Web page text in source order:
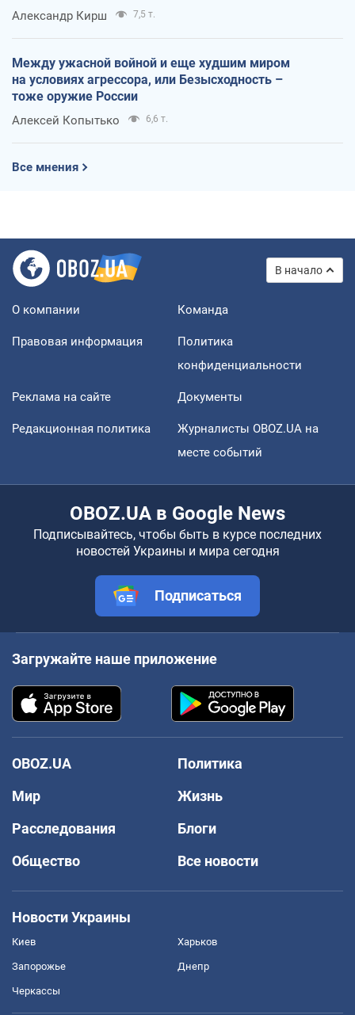
Александр Кирш 7,5 т.
Между ужасной войной и еще худшим миром
на условиях агрессора, или Безысходность –
тоже оружие России
Алексей Копытько 6,6 т.
Все мнения
В начало
О компании Команда
Правовая информация
Политика
конфиденциальности
Реклама на сайте Документы
Редакционная политика
Журналисты OBOZ.UA на
месте событий
OBOZ.UA в Google News
Подписывайтесь, чтобы быть в курсе последних
новостей Украины и мира сегодня
Подписаться
Загружайте наше приложение
OBOZ.UA
Политика
Мир
Жизнь
Расследования
Блоги
Общество
Все новости
Новости Украины
Киев Харьков
Запорожье Днепр
Черкассы